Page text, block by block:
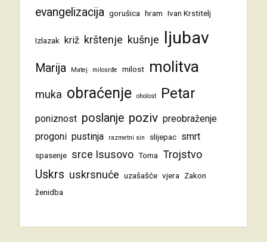
evangelizacija gorušica hram Ivan Krstitelj
Izlazak križ krštenje kušnje ljubav
Marija Matej milosrđe milost molitva
muka obraćenje oholost Petar
poniznost poslanje poziv preobraženje
progoni pustinja razmetni sin slijepac smrt
spasenje srce Isusovo Toma Trojstvo
Uskrs uskrsnuće uzašašće vjera
Zakon
ženidba